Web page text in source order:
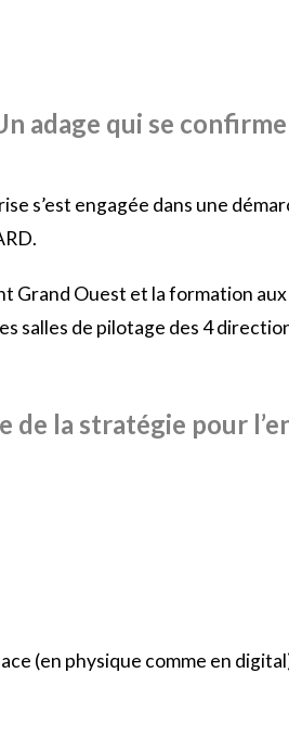
adage qui se
s’est engagée dans une
Grand Ouest et la formation
salles de pilotage des 4
la stratégie pour
(en physique comme en